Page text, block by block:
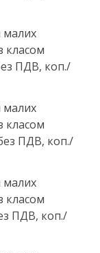
малих
класом
ПДВ, коп./
малих
класом
ПДВ, коп./
малих
класом
ПДВ, коп./